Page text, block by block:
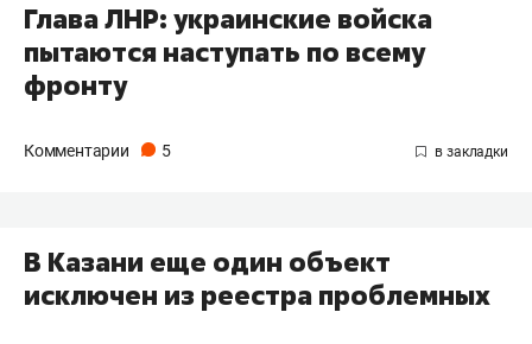
Глава ЛНР: украинские войска
пытаются наступать по всему
фронту
Комментарии 5
В Казани еще один объект
исключен из реестра проблемных